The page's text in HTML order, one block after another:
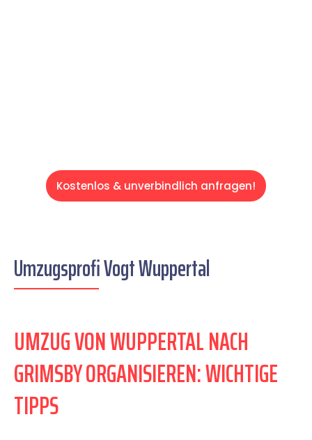
Kostenlos & unverbindlich anfragen!
Umzugsprofi Vogt Wuppertal
UMZUG VON WUPPERTAL NACH
GRIMSBY ORGANISIEREN: WICHTIGE
TIPPS